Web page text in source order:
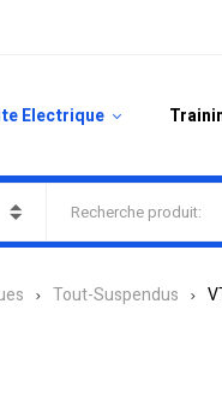
Electrique
Tout-Suspendus